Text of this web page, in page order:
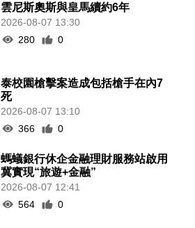
雲尼斯奧斯與皇馬續約6年
2026-08-07 13:30
280
0
泰校園槍擊案造成包括槍手在內7
死
2026-08-07 13:10
366
0
螞蟻銀行休企金融理財服務站啟用
冀實現“旅遊+金融”
2026-08-07 12:41
564
0